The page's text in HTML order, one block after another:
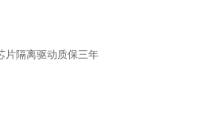
片隔离驱动质保三年